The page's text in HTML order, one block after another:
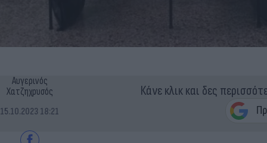
Αυγερινός
Χατζηχρυσός
15.10.2023 18:21
Κάνε κλικ και δες